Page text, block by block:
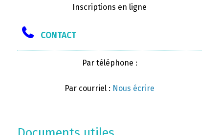
Inscriptions en ligne
CONTACT
Par téléphone :
Par courriel : Nous écrire